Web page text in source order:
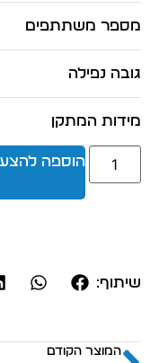
מספר משתתפים
גובה נפילה
מידות המתקן
הוספה
שיתוף:
המוצר הקודם